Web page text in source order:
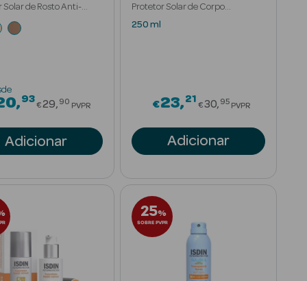
Solar de Rosto Anti-
93Price reduced from
€29 90 PVPR
Adicionar
Protetor Solar de Corpo
Refrescante
250 ml
€23 21Price reduced
€30 95 PVPR
Adicionar
25%
SOBRE PVPR